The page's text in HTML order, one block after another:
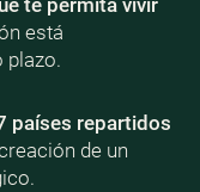
está
plazo.
países repartidos
de un